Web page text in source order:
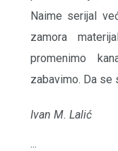
Naime serijal
zamora
promenimo
zabavimo. Da se
Ivan M. Lalić
...